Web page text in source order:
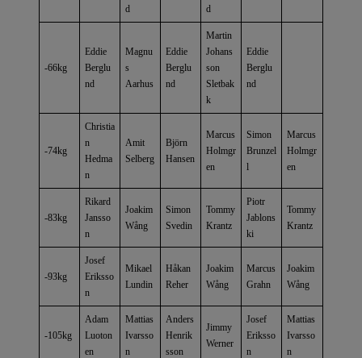
d
d
-66kg
Eddie
Berglu
nd
Magnu
s
Aarhus
Eddie
Berglu
nd
Martin
Johans
son
Sletbak
k
Eddie
Berglu
nd
-74kg
Christia
n
Hedma
n
Amit
Selberg
Björn
Hansen
Marcus
Holmgr
en
Simon
Brunzel
l
Marcus
Holmgr
en
-83kg
Rikard
Jansso
n
Joakim
Wång
Simon
Svedin
Tommy
Krantz
Piotr
Jablons
ki
Tommy
Krantz
-93kg
Josef
Eriksso
n
Mikael
Lundin
Håkan
Reher
Joakim
Wång
Marcus
Grahn
Joakim
Wång
-105kg
Adam
Luoton
en
Mattias
Ivarsso
n
Anders
Henrik
sson
Jimmy
Werner
Josef
Eriksso
n
Mattias
Ivarsso
n